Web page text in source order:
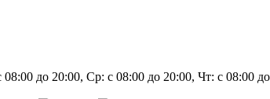
до 20:00, Ср: с 08:00 до 20:00, Чт: с 08:00